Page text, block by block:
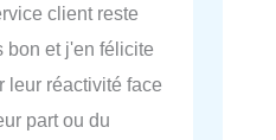
client reste
bon et j'en félicite
leur réactivité face
part ou du